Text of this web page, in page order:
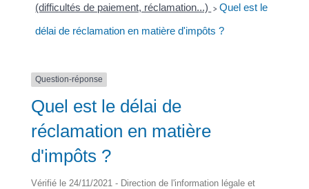
(difficultés de paiement, réclamation...) > Quel est le
délai de réclamation en matière d'impôts ?
Question-réponse
Quel est le délai de
réclamation en matière
d'impôts ?
Vérifié le 24/11/2021 - Direction de l'information légale et